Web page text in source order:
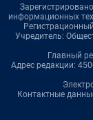
информационных
Учредитель:
Главный
Адрес редакции:
Контактные